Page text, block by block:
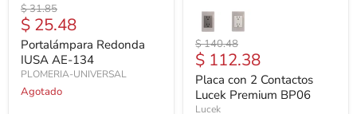
Precio
original
$ 31.85
Precio
actual
$ 25.48
Portalámpara Redonda
IUSA AE-134
PLOMERIA-UNIVERSAL
Agotado
Precio
original
$ 140.48
Precio
actual
$ 112.38
Placa con 2 Contactos
Lucek Premium BP06
Lucek